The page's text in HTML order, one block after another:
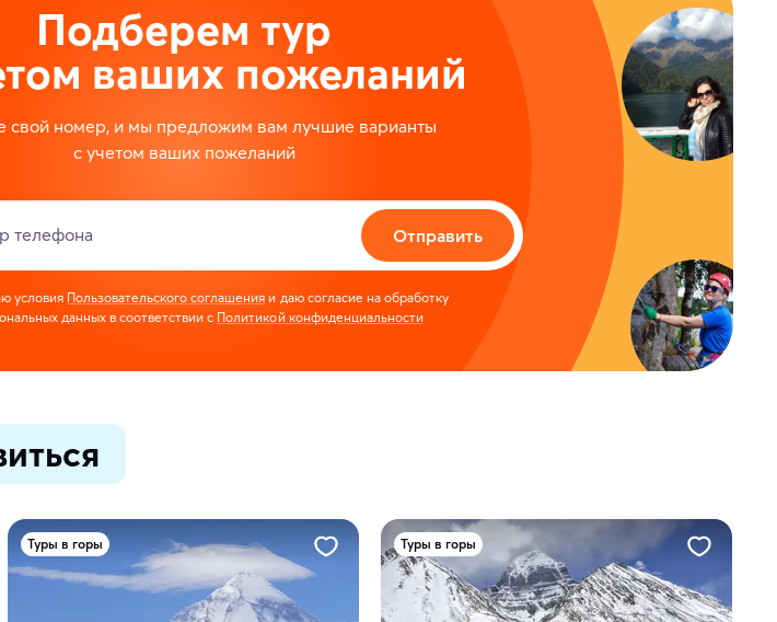
Подберем тур
ваших пожеланий
свой номер, и мы предложим вам лучшие варианты
с учетом ваших пожеланий
телефона Отправить
условия Пользовательского соглашения и даю согласие на обработку
данных в соответствии с Политикой конфиденциальности
Туры в горы Туры в горы